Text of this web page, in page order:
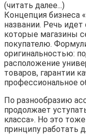
(читать далее...)
Концепция бизнеса
названии. Речь
которые магазины
покупателю.
оригинальностью:
расположение
товаров, гарантии
профессиональное
По разнообразию
продолжает
класса». Но это
принципу работать